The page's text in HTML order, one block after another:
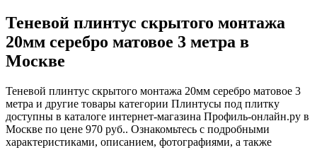
Теневой плинтус скрытого монтажа
20мм серебро матовое 3 метра в
Москве
Теневой плинтус скрытого монтажа 20мм серебро матовое 3
метра и другие товары категории Плинтусы под плитку
доступны в каталоге интернет-магазина Профиль-онлайн.ру в
Москве по цене 970 руб.. Ознакомьтесь с подробными
характеристиками, описанием, фотографиями, а также